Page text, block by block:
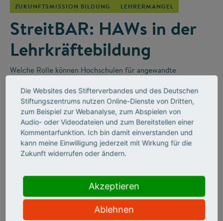
ZUKUNFTSMISSION BILDUNG LEHRERMANGEL
StreitBAR: HAWs in der
Lehrkräftebildung
Welche Rolle können Hochschulen für angewandte
Berufsschulen spielen? Darüber wurde in der „StreitBAR“
einem Online-Diskussionsformat des Stifterverbandes–
leidenschaftlich diskutiert.
Die Websites des Stifterverbandes und des Deutschen
Stiftungszentrums nutzen Online-Dienste von Dritten,
zum Beispiel zur Webanalyse, zum Abspielen von
Audio- oder Videodateien und zum Bereitstellen einer
Kommentarfunktion. Ich bin damit einverstanden und
kann meine Einwilligung jederzeit mit Wirkung für die
Zukunft widerrufen oder ändern.
Akzeptieren
Ablehnen